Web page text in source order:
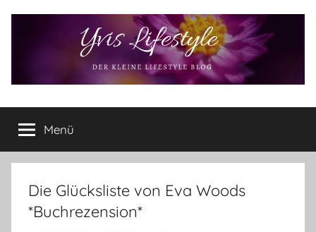
Yvis
Lifestyle
Lifestyle
Blog
–
Lifestyle,
Rezensionen,
Produkttests
Menü
Die Glücksliste von Eva Woods
*Buchrezension*